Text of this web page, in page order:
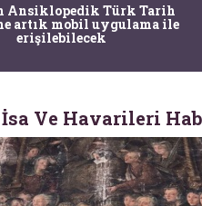
Ansiklopedik Türk Tarih
artık mobil uygulama ile
erişilebilecek
Ve Havarileri